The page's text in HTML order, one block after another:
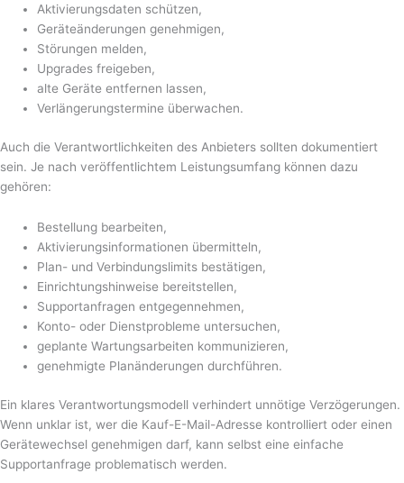
Aktivierungsdaten schützen,
Geräteänderungen genehmigen,
Störungen melden,
Upgrades freigeben,
alte Geräte entfernen lassen,
Verlängerungstermine überwachen.
Auch die Verantwortlichkeiten des Anbieters sollten dokumentiert
sein. Je nach veröffentlichtem Leistungsumfang können dazu
gehören:
Bestellung bearbeiten,
Aktivierungsinformationen übermitteln,
Plan- und Verbindungslimits bestätigen,
Einrichtungshinweise bereitstellen,
Supportanfragen entgegennehmen,
Konto- oder Dienstprobleme untersuchen,
geplante Wartungsarbeiten kommunizieren,
genehmigte Planänderungen durchführen.
Ein klares Verantwortungsmodell verhindert unnötige Verzögerungen.
Wenn unklar ist, wer die Kauf-E-Mail-Adresse kontrolliert oder einen
Gerätewechsel genehmigen darf, kann selbst eine einfache
Supportanfrage problematisch werden.